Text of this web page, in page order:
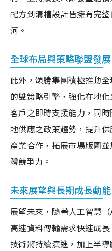
配方到溝槽設計皆擁有完
河。
全球布局與策略聯盟發展
此外，頌勝集團積極推動
的雙策略引擎，強化在地
客戶之即時支援能力，同
地供應之政策趨勢，提升
產業合作，拓展市場版圖
體競爭力。
未來展望與長期成長動能
展望未來，隨著人工智慧
高速資料傳輸需求快速成
技術將持續演進，加上半